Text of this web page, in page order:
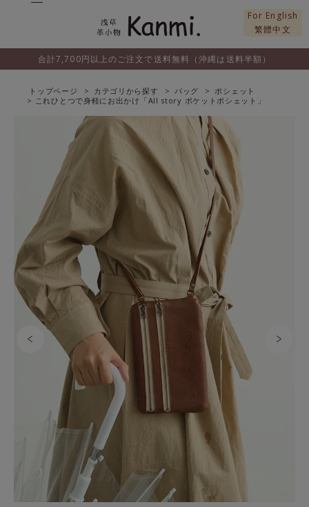
For English
繁體中文
合計7,700円以上のご注文で送料無料（沖縄は送料半額）
トップページ カテゴリから探す バッグ
ポシェット
これひとつで身軽にお出かけ「All story ポケットポシェット」